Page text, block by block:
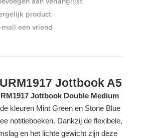
Jottbook A5
Jottbook Double Medium
kleuren Mint Green en Stone Blue
notitieboeken. Dankzij de flexibele,
en het lichte gewicht zijn deze